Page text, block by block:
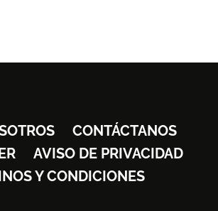
CONTÁCTANOS
AVISO DE PRIVACIDAD
Y CONDICIONES